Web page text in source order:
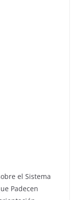
el Sistema
Padecen